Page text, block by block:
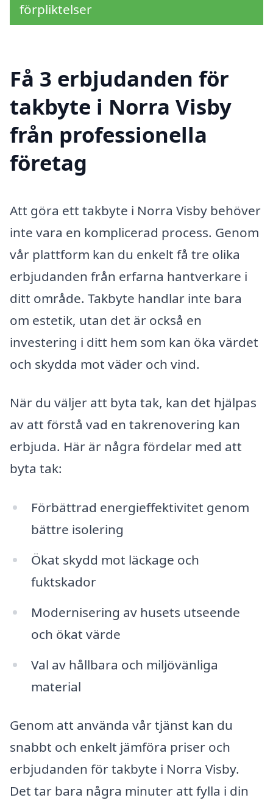
förpliktelser
Få 3 erbjudanden för
takbyte i Norra Visby
från professionella
företag
Att göra ett takbyte i Norra Visby behöver
inte vara en komplicerad process. Genom
vår plattform kan du enkelt få tre olika
erbjudanden från erfarna hantverkare i
ditt område. Takbyte handlar inte bara
om estetik, utan det är också en
investering i ditt hem som kan öka värdet
och skydda mot väder och vind.
När du väljer att byta tak, kan det hjälpas
av att förstå vad en takrenovering kan
erbjuda. Här är några fördelar med att
byta tak:
Förbättrad energieffektivitet genom
bättre isolering
Ökat skydd mot läckage och
fuktskador
Modernisering av husets utseende
och ökat värde
Val av hållbara och miljövänliga
material
Genom att använda vår tjänst kan du
snabbt och enkelt jämföra priser och
erbjudanden för takbyte i Norra Visby.
Det tar bara några minuter att fylla i din